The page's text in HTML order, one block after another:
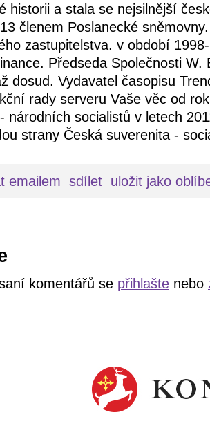
historii a stala se nejsilnější
členem Poslanecké
zastupitelstva. v období
Předseda Společnosti W.
dosud. Vydavatel časopisu
rady serveru Vaše věc od
národních socialistů v letech
strany Česká suverenita -
emailem sdílet uložit jako
komentářů se přihlašte nebo